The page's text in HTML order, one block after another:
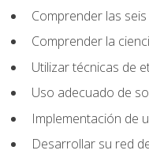
Comprender las
Comprender la
Utilizar técnicas de
Uso adecuado de
Implementación de
Desarrollar su red